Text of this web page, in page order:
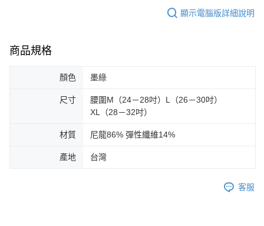
顯示電腦版詳細說明
商品規格
顏色 墨綠
尺寸
腰圍M（24－28吋）L（26－30吋）
XL（28－32吋）
材質 尼龍86% 彈性纖維14%
產地 台灣
客服